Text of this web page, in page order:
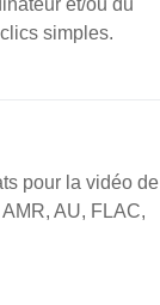
et/ou du
simples.
pour la vidéo de
AU, FLAC,